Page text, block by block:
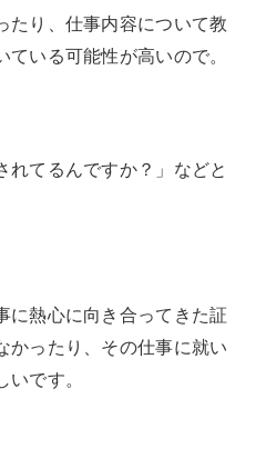
たり、仕事内容について教
ている可能性が高いので。
れてるんですか？」などと
に熱心に向き合ってきた証
かったり、その仕事に就い
いです。